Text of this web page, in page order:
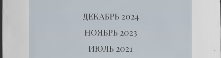
ДЕКАБРЬ 2024
НОЯБРЬ 2023
ИЮЛЬ 2021